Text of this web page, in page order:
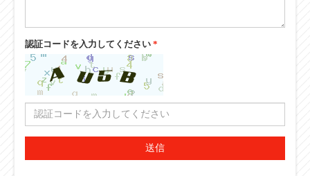
認証コードを入力してください *
送信